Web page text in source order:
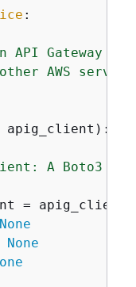
:
API Gateway
AWS
):
A Boto3
= apig_client
None
None